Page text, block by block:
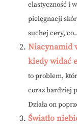
elastyczność i
pielęgnacji
suchej cery,
Niacynamid
kiedy widać
to problem,
coraz bardziej
Działa on
Światło